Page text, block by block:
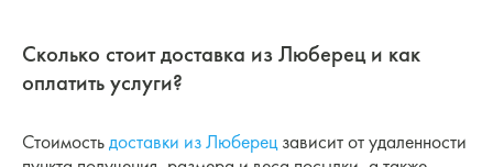
Сколько стоит доставка из Люберец и как
оплатить услуги?
Стоимостьдоставки из Люберецзависит от удаленности